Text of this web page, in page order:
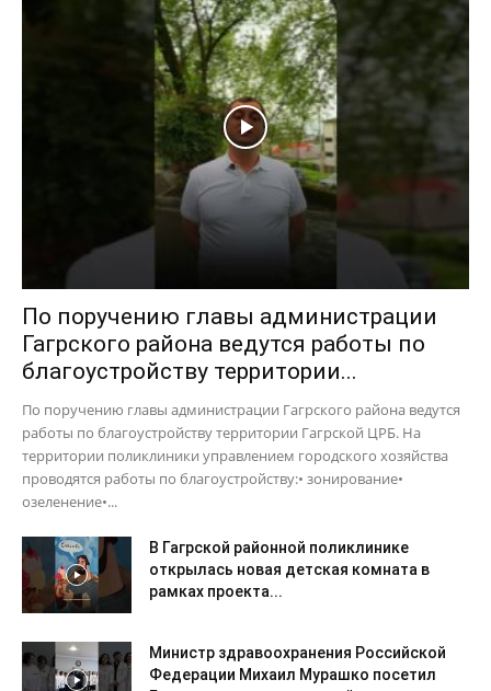
По поручению главы администрации
Гагрского района ведутся работы по
благоустройству территории...
По поручению главы администрации Гагрского района ведутся
работы по благоустройству территории Гагрской ЦРБ. На
территории поликлиники управлением городского хозяйства
проводятся работы по благоустройству:• зонирование•
озеленение•...
В Гагрской районной поликлинике
открылась новая детская комната в
рамках проекта...
Министр здравоохранения Российской
Федерации Михаил Мурашко посетил